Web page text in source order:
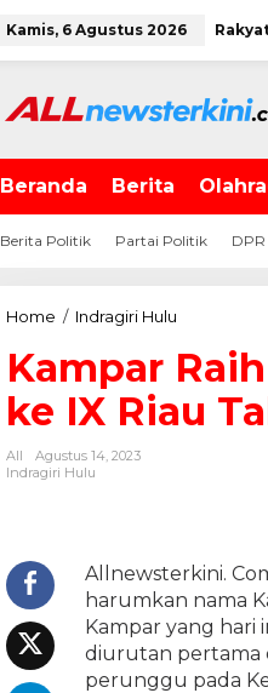
Kamis, 6 Agustus 2026
Beranda Berita
Berita Politik Partai Politik DPR
Home / Indragiri Hulu
m
a
u
a
r
a
U
Kampar
ke IX Riau
All
Agustus 14, 2023
Indragiri Hulu
Allnewsterkini.
harumkan nama
Kampar yang hari
diurutan pertama
perunggu pada